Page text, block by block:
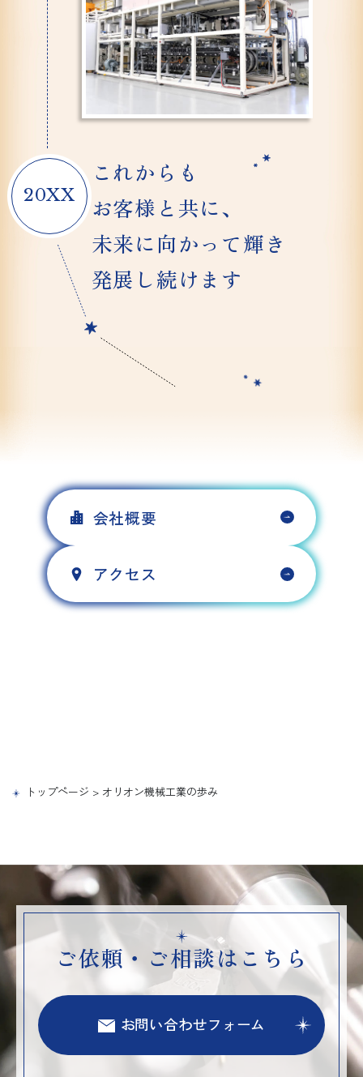
20XX
これからも
お客様と共に、
未来に向かって輝き
発展し続けます
会社概要
アクセス
トップページ > オリオン機械工業の歩み
ご依頼・ご相談はこちら
お問い合わせフォーム